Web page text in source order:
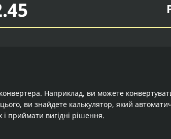
Наприклад, ви можете
ви знайдете калькулятор, який
приймати вигідні рішення.